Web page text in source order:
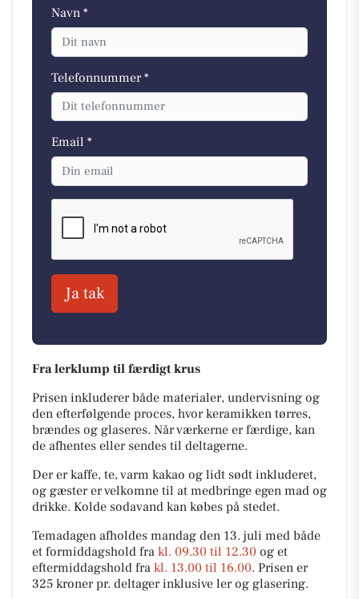
Navn *
Telefonnummer *
Email *
Ja tak
Fra lerklump til færdigt krus
Prisen inkluderer både materialer, undervisning og
den efterfølgende proces, hvor keramikken tørres,
brændes og glaseres. Når værkerne er færdige, kan
de afhentes eller sendes til deltagerne.
Der er kaffe, te, varm kakao og lidt sødt inkluderet,
og gæster er velkomne til at medbringe egen mad og
drikke. Kolde sodavand kan købes på stedet.
Temadagen afholdes mandag den 13. juli med både
et formiddagshold fra kl. 09.30 til 12.30 og et
eftermiddagshold fra kl. 13.00 til 16.00. Prisen er
325 kroner pr. deltager inklusive ler og glasering.